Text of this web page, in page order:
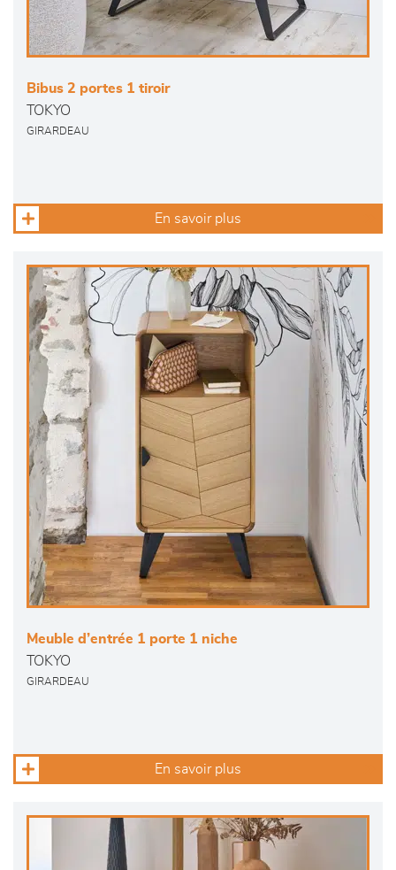
Bibus 2 portes 1 tiroir
TOKYO
GIRARDEAU
En savoir plus
Meuble d’entrée 1 porte 1 niche
TOKYO
GIRARDEAU
En savoir plus